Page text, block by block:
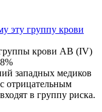
эту группу крови
крови AB (IV)
западных медиков
отрицательным
в группу риска.